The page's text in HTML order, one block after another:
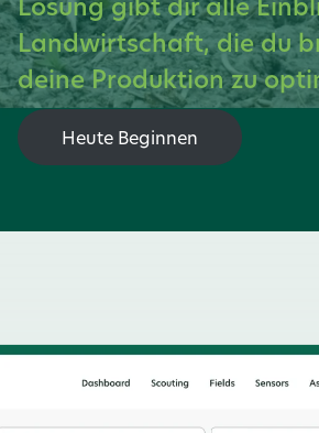
Landwirtschaft, die du
deine Produktion zu
Heute Beginnen